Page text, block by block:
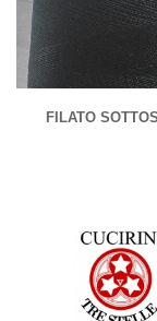
FILATO